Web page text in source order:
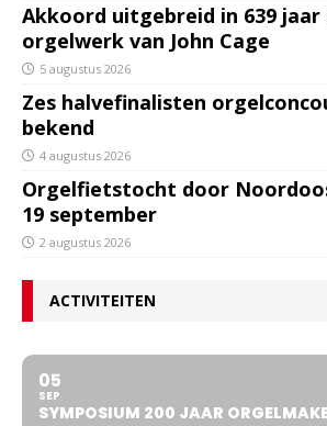
Akkoord uitgebreid in 639 jaar
orgelwerk van John Cage
5 augustus 2026
Zes halvefinalisten
bekend
4 augustus 2026
Orgelfietstocht door
19 september
2 augustus 2026
ACTIVITEITEN
05
SEP
SYMPOSIUM 200 JAAR